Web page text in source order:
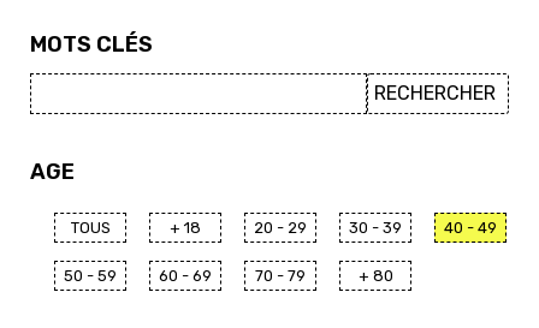
MOTS CLÉS
AGE
TOUS + 18 20 - 29 30 - 39 40 - 49
50 - 59 60 - 69 70 - 79 + 80